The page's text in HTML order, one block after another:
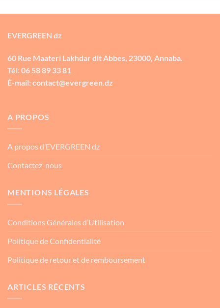
EVERGREEN dz
60 Rue Maateri Lakhdar dit Abbes, 23000, Annaba.
Tél: 06 58 89 33 81
É-mail: contact@evergreen.dz
A PROPOS
A propos d’EVERGREEN dz
Contactez-nous
MENTIONS LÉGALES
Conditions Générales d’Utilisation
Politique de Confidentialité
Politique de retour et de remboursement
ARTICLES RÉCENTS